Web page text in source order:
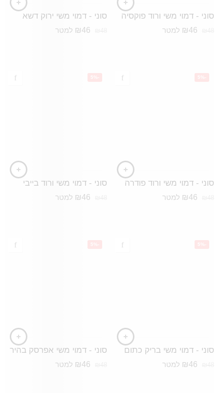
סוני - דמוי משי ורוד פוקסיה
₪46 למטר
סוני - דמוי משי ירוק דשא
₪46 למטר
-5%
סוני - דמוי משי ורוד פודרה
₪46 למטר
-5%
סוני - דמוי משי ורוד בייבי
₪46 למטר
-5%
סוני - דמוי משי בריק כתום
₪46 למטר
-5%
סוני - דמוי משי אפרסק בהיר
₪46 למטר